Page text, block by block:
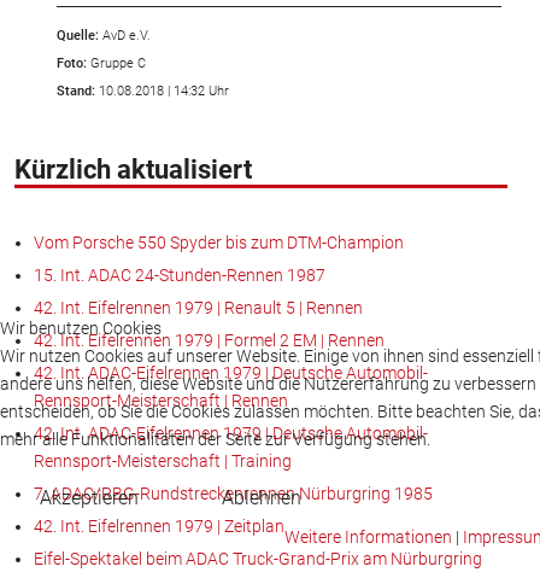
Quelle: AvD e.V.
Foto: Gruppe C
Stand: 10.08.2018 | 14:32 Uhr
Kürzlich aktualisiert
Vom Porsche 550 Spyder bis zum DTM-Champion
15. Int. ADAC 24-Stunden-Rennen 1987
42. Int. Eifelrennen 1979 | Renault 5 | Rennen
42. Int. Eifelrennen 1979 | Formel 2 EM | Rennen
42. Int. ADAC-Eifelrennen 1979 | Deutsche Automobil-
Rennsport-Meisterschaft | Rennen
42. Int. ADAC-Eifelrennen 1979 | Deutsche Automobil-
Rennsport-Meisterschaft | Training
7. ADAC/RBG-Rundstreckenrennen Nürburgring 1985
42. Int. Eifelrennen 1979 | Zeitplan
Eifel-Spektakel beim ADAC Truck-Grand-Prix am Nürburgring
Wir benutzen Cookies
Wir nutzen Cookies auf unserer Website. Einige von ihnen sind
andere uns helfen, diese Website und die Nutzererfahrung zu
entscheiden, ob Sie die Cookies zulassen möchten. Bitte beachten Sie,
mehr alle Funktionalitäten der Seite zur Verfügung stehen.
Akzeptieren Ablehnen
Weitere Informationen |